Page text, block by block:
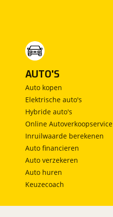
AUTO'S
Auto kopen
Elektrische auto's
Hybride auto's
Online Autoverkoopservice
Inruilwaarde berekenen
Auto financieren
Auto verzekeren
Auto huren
Keuzecoach